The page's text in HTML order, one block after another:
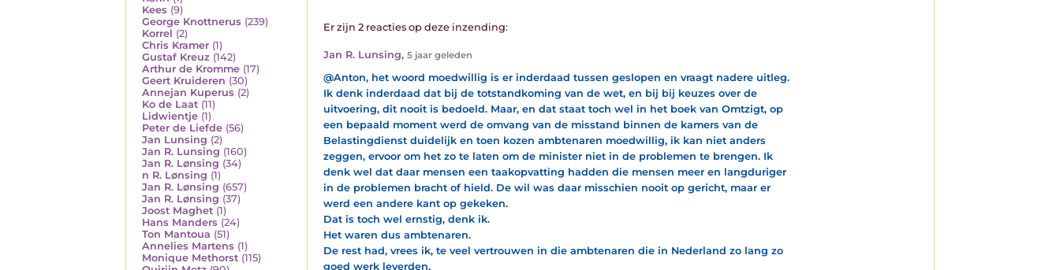
Kees (9)
George Knottnerus (239)
Korrel (2)
Chris Kramer (1)
Gustaf Kreuz (142)
Arthur de Kromme (17)
Geert Kruideren (30)
Annejan Kuperus (2)
Ko de Laat (11)
Lidwientje (1)
Peter de Liefde (56)
Jan Lunsing (2)
Jan R. Lunsing (160)
Jan R. Lønsing (34)
n R. Lønsing (1)
Jan R. Lønsing (657)
Jan R. Lønsing (37)
Joost Maghet (1)
Hans Manders (24)
Ton Mantoua (51)
Annelies Martens (1)
Monique Methorst (115)
Er zijn 2 reacties op deze inzending:
Jan R. Lunsing, 5 jaar geleden
@Anton, het woord moedwillig is er inderdaad tussen geslopen en vraagt nadere uitleg.
Ik denk inderdaad dat bij de totstandkoming van de wet, en bij bij keuzes over de
uitvoering, dit nooit is bedoeld. Maar, en dat staat toch wel in het boek van Omtzigt, op
een bepaald moment werd de omvang van de misstand binnen de kamers van de
Belastingdienst duidelijk en toen kozen ambtenaren moedwillig, ik kan niet anders
zeggen, ervoor om het zo te laten om de minister niet in de problemen te brengen. Ik
denk wel dat daar mensen een taakopvatting hadden die mensen meer en langduriger
in de problemen bracht of hield. De wil was daar misschien nooit op gericht, maar er
werd een andere kant op gekeken.
Dat is toch wel ernstig, denk ik.
Het waren dus ambtenaren.
De rest had, vrees ik, te veel vertrouwen in die ambtenaren die in Nederland zo lang zo
goed werk leverden.